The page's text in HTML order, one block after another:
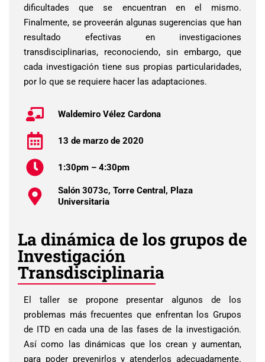
dificultades que se encuentran en el mismo.
Finalmente, se proveerán algunas sugerencias que han
resultado efectivas en investigaciones
transdisciplinarias, reconociendo, sin embargo, que
cada investigación tiene sus propias particularidades,
por lo que se requiere hacer las adaptaciones.
Waldemiro Vélez Cardona
13 de marzo de 2020
1:30pm – 4:30pm
Salón 3073c, Torre Central, Plaza
Universitaria
La dinámica de los grupos de
Investigación
Transdisciplinaria
El taller se propone presentar algunos de los
problemas más frecuentes que enfrentan los Grupos
de ITD en cada una de las fases de la investigación.
Así como las dinámicas que los crean y aumentan,
para poder prevenirlos y atenderlos adecuadamente.